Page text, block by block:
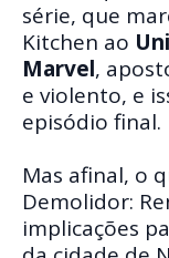
série, que
Kitchen ao
Marvel,
e violento, e
episódio final.
Mas afinal, o
Demolidor:
implicações